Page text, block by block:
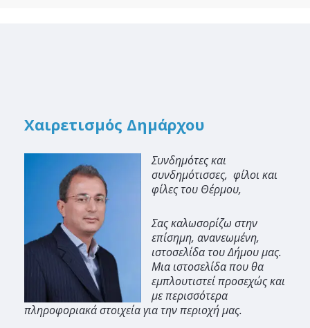
Χαιρετισμός Δημάρχου
Συνδημότες και
συνδημότισσες, φίλοι και
φίλες του Θέρμου,
Σας καλωσορίζω στην
επίσημη, ανανεωμένη,
ιστοσελίδα του Δήμου μας.
Μια ιστοσελίδα που θα
εμπλουτιστεί προσεχώς και
με περισσότερα
πληροφοριακά στοιχεία για την περιοχή μας.